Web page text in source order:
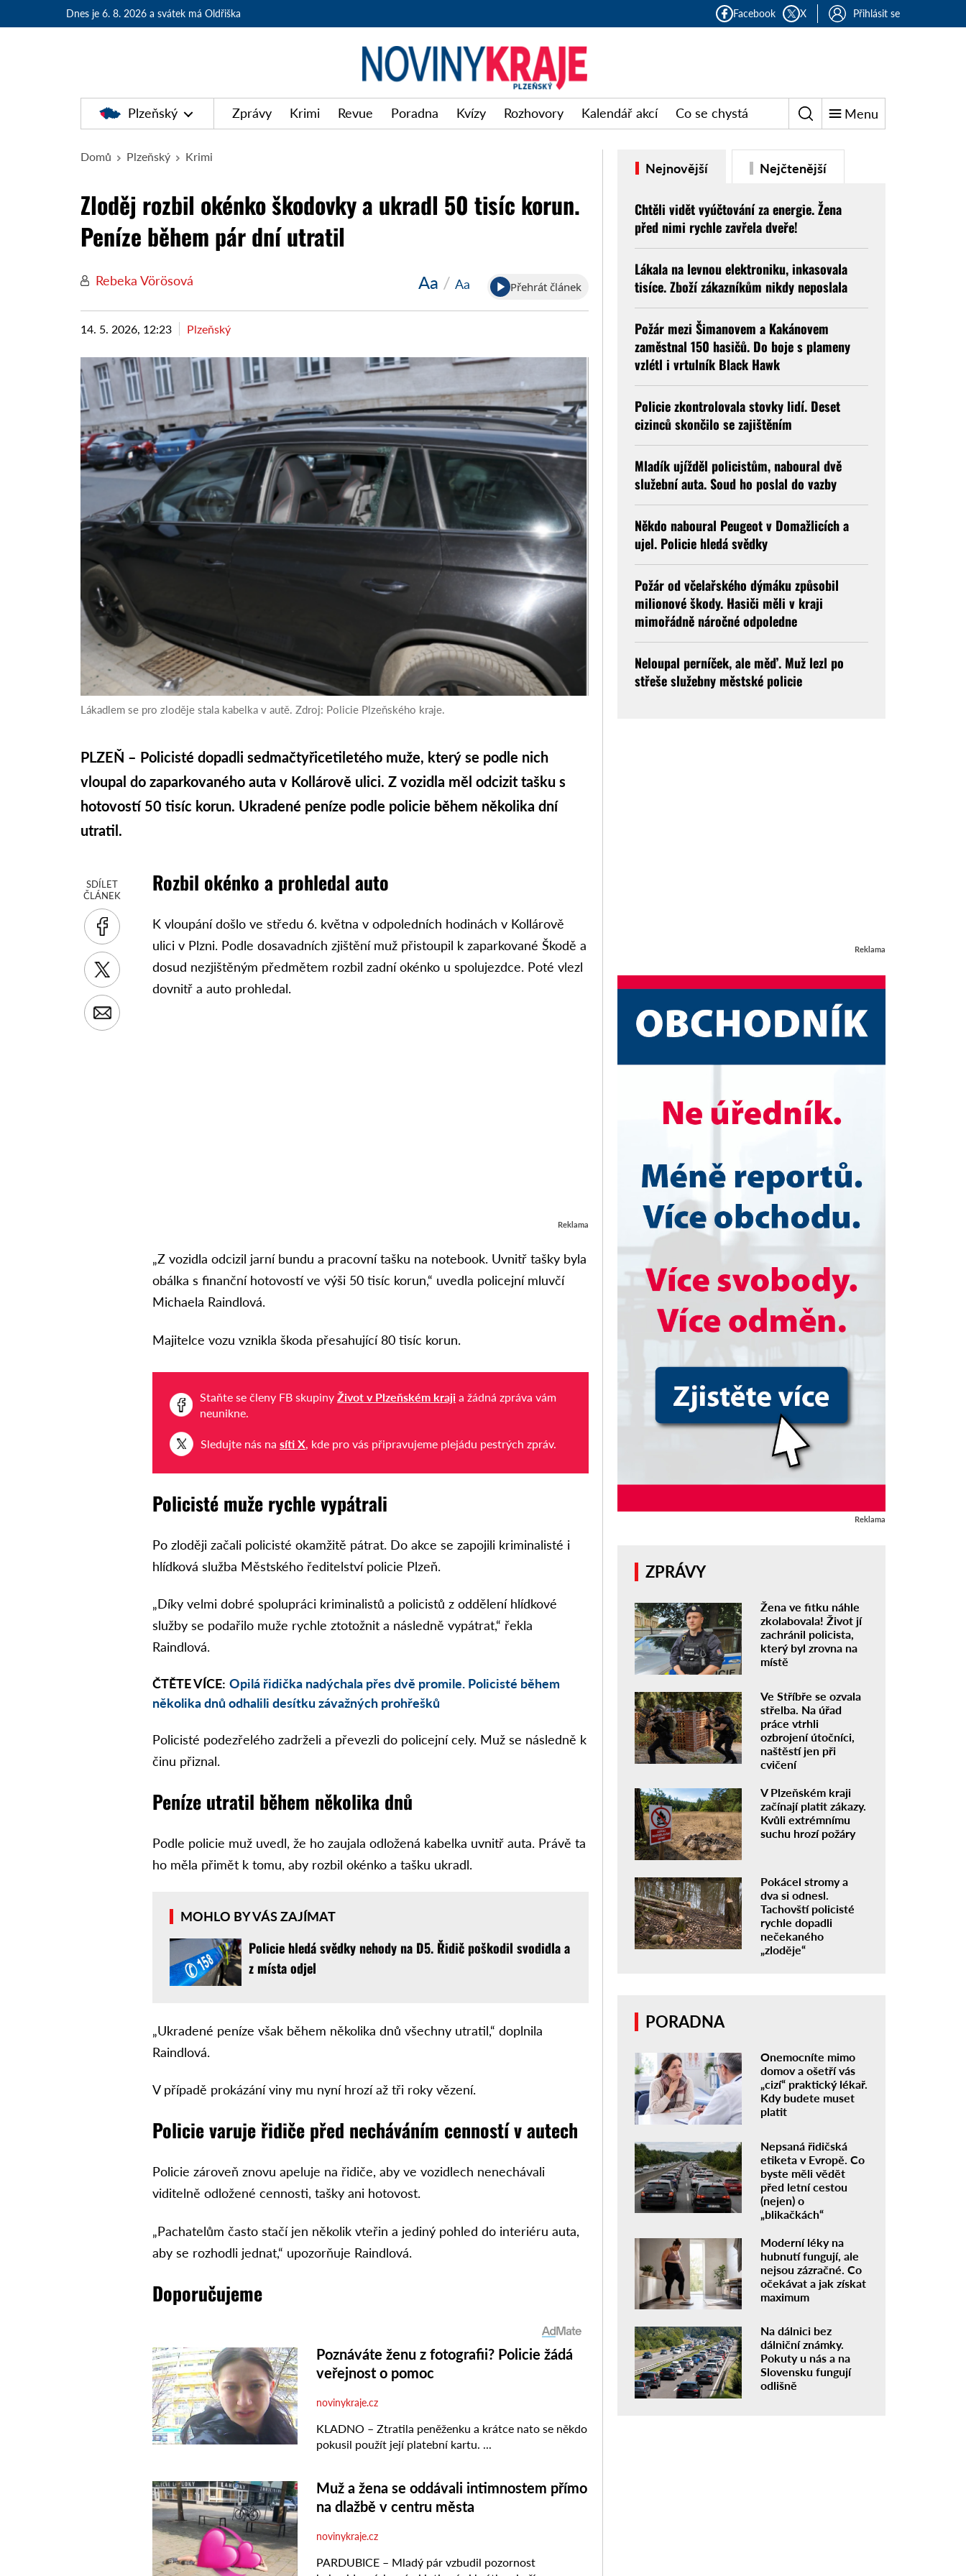
Dnes je 6. 8. 2026 a svátek má Oldřiška Facebook X Přihlásit se
Plzeňský Zprávy Krimi Revue Poradna Kvízy Rozhovory Kalendář akcí Co se chystá Menu
Domů Plzeňský Krimi
Zloděj rozbil okénko škodovky a ukradl 50 tisíc korun.
Peníze během pár dní utratil
Rebeka Vörösová Aa / Aa Přehrát článek
14. 5. 2026, 12:23 Plzeňský
Lákadlem se pro zloděje stala kabelka v autě. Zdroj: Policie Plzeňského kraje.
PLZEŇ – Policisté dopadli sedmačtyřicetiletého muže, který se podle nich
vloupal do zaparkovaného auta v Kollárově ulici. Z vozidla měl odcizit tašku s
hotovostí 50 tisíc korun. Ukradené peníze podle policie během několika dní
utratil.
SDÍLET
ČLÁNEK
Rozbil okénko a prohledal auto
K vloupání došlo ve středu 6. května v odpoledních hodinách v Kollárově
ulici v Plzni. Podle dosavadních zjištění muž přistoupil k zaparkované Škodě a
dosud nezjištěným předmětem rozbil zadní okénko u spolujezdce. Poté vlezl
dovnitř a auto prohledal.
Reklama
„Z vozidla odcizil jarní bundu a pracovní tašku na notebook. Uvnitř tašky byla
obálka s finanční hotovostí ve výši 50 tisíc korun,“ uvedla policejní mluvčí
Michaela Raindlová.
Majitelce vozu vznikla škoda přesahující 80 tisíc korun.
Staňte se členy FB skupinyŽivot v Plzeňském kraji a žádná zpráva vám
neunikne.
Sledujte nás nasíti X , kde pro vás připravujeme plejádu pestrých zpráv.
Policisté muže rychle vypátrali
Po zloději začali policisté okamžitě pátrat. Do akce se zapojili kriminalisté i
hlídková služba Městského ředitelství policie Plzeň.
„Díky velmi dobré spolupráci kriminalistů a policistů z oddělení hlídkové
služby se podařilo muže rychle ztotožnit a následně vypátrat,“ řekla
Raindlová.
ČTĚTE VÍCE: Opilá řidička nadýchala přes dvě promile. Policisté během
několika dnů odhalili desítku závažných prohřešků
Policisté podezřelého zadrželi a převezli do policejní cely. Muž se následně k
činu přiznal.
Peníze utratil během několika dnů
Podle policie muž uvedl, že ho zaujala odložená kabelka uvnitř auta. Právě ta
ho měla přimět k tomu, aby rozbil okénko a tašku ukradl.
MOHLO BY VÁS ZAJÍMAT
Policie hledá svědky nehody na D5. Řidič poškodil svodidla a
z místa odjel
„Ukradené peníze však během několika dnů všechny utratil,“ doplnila
Raindlová.
V případě prokázání viny mu nyní hrozí až tři roky vězení.
Policie varuje řidiče před necháváním cenností v autech
Policie zároveň znovu apeluje na řidiče, aby ve vozidlech nenechávali
viditelně odložené cennosti, tašky ani hotovost.
„Pachatelům často stačí jen několik vteřin a jediný pohled do interiéru auta,
aby se rozhodli jednat,“ upozorňuje Raindlová.
Doporučujeme
Nejnovější Nejčtenější
Chtěli vidět vyúčtování za energie. Žena
před nimi rychle zavřela dveře!
Lákala na levnou elektroniku, inkasovala
tisíce. Zboží zákazníkům nikdy neposlala
Požár mezi Šimanovem a Kakánovem
zaměstnal 150 hasičů. Do boje s plameny
vzlétl i vrtulník Black Hawk
Policie zkontrolovala stovky lidí. Deset
cizinců skončilo se zajištěním
Mladík ujížděl policistům, naboural dvě
služební auta. Soud ho poslal do vazby
Někdo naboural Peugeot v Domažlicích a
ujel. Policie hledá svědky
Požár od včelařského dýmáku způsobil
milionové škody. Hasiči měli v kraji
mimořádně náročné odpoledne
Neloupal perníček, ale měď. Muž lezl po
střeše služebny městské policie
Reklama
Reklama
ZPRÁVY
Žena ve fitku náhle
zkolabovala! Život jí
zachránil policista,
který byl zrovna na
místě
Ve Stříbře se ozvala
střelba. Na úřad
práce vtrhli
ozbrojení útočníci,
naštěstí jen při
cvičení
V Plzeňském kraji
začínají platit zákazy.
Kvůli extrémnímu
suchu hrozí požáry
Pokácel stromy a
dva si odnesl.
Tachovští policisté
rychle dopadli
nečekaného
„zloděje“
PORADNA
Onemocníte mimo
domov a ošetří vás
„cizí“ praktický lékař.
Kdy budete muset
platit
Nepsaná řidičská
etiketa v Evropě. Co
byste měli vědět
před letní cestou
(nejen) o
„blikačkách“
Moderní léky na
hubnutí fungují, ale
nejsou zázračné. Co
očekávat a jak získat
maximum
Na dálnici bez
dálniční známky.
Pokuty u nás a na
Slovensku fungují
odlišně